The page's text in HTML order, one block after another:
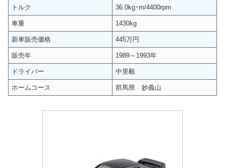
トルク 36.0kg･m/4400rpm
車重 1430kg
新車販売価格 445万円
販売年 1989～1993年
ドライバー 中里毅
ホームコース 群馬県 妙義山